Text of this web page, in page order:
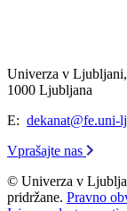
Univerza v Ljubljani,
1000 Ljubljana
E: dekanat@fe.uni-
Vprašajte nas
© Univerza v
pridržane. Pravno